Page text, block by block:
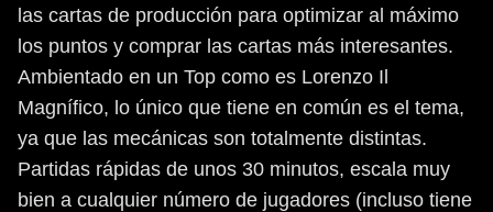
las cartas de producción para optimizar al máximo
los puntos y comprar las cartas más interesantes.
Ambientado en un Top como es Lorenzo Il
Magnífico, lo único que tiene en común es el tema,
ya que las mecánicas son totalmente distintas.
Partidas rápidas de unos 30 minutos, escala muy
bien a cualquier número de jugadores (incluso tiene